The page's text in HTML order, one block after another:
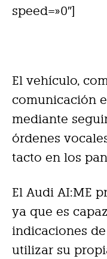
speed=»0″]
El vehículo,
comunicación
mediante
órdenes
tacto en los
El Audi AI:ME
ya que es
indicaciones
utilizar su